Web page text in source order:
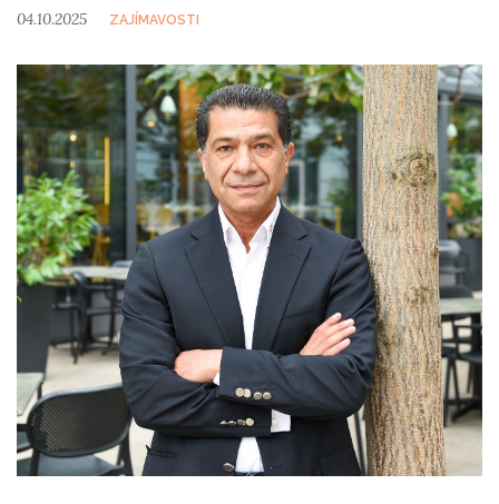
04.10.2025 ZAJÍMAVOSTI